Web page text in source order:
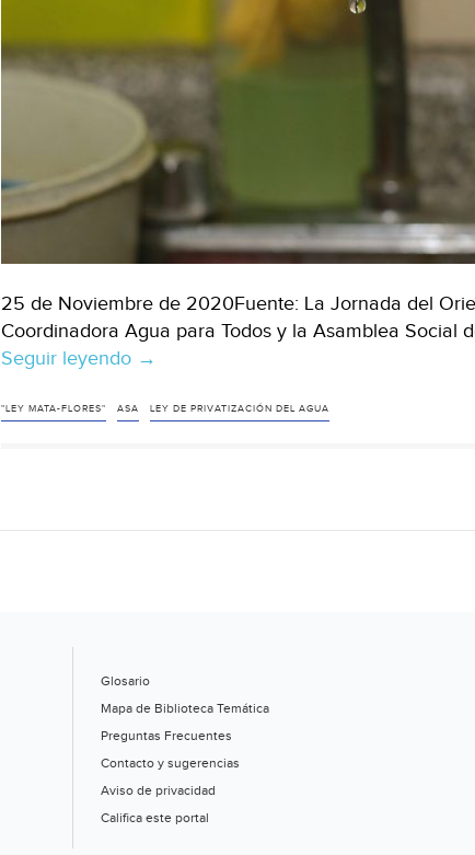
25 de Noviembre de 2020Fuente: La Jornada del
Coordinadora Agua para Todos y la Asamblea Social
Seguir leyendo La
Agua
para
aprobar
ley
que
privatizaría
el
→
"LEY MATA-FLORES" ASA LEY DE PRIVATIZACIÓN DEL AGUA
Glosario
Mapa de Biblioteca Temática
Preguntas Frecuentes
Contacto y sugerencias
Aviso de privacidad
Califica este portal